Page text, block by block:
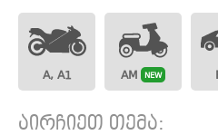
A, A1 AM NEW
აირჩიეთ თემა: